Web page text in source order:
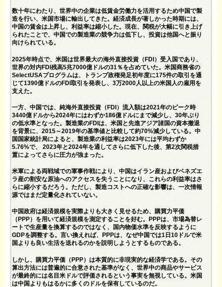
数十年にわたり、世界中の企業は低賃金労働力を活用するため中国で製
造を行い、米国市場に輸出してきた。経済成長が著しかった時期には、
中国の賃金は上昇し、利益率は縮小した。現在、関税が大幅に引き上げ
られたことで、中国での製造業の競争力は低下し、投資は他国へと振り
向けられている。
2025年時点で、米国は世界最大の海外直接投資（FDI）受入国であり、
世界の対内FDI残高5兆7000億ドルの31％を占めていた。米国商務省の
SelectUSAプログラムは、
トランプ政権発足初年度に175件の取引を通
じて1390億ドルのFDI取引を発表し、3万2000人以上の米国人の雇用を
支えた。
一方、中国では、純海外直接投資（FDI）流入額は2021年のピーク時
3440億ドルから2024年にはわずか186億ドルにまで減少し、30年ぶり
の低水準となった。製造業のFDIは、米国と先進アジア諸国の資本撤退
を背景に、2015～2019年の基準値と比較して約70%減少している。中
国国家統計局によると、製造業の利益率は2023年には平均わずか
5.76%で、 2023年と2024年を通してさらに低下した後、第2次関税措
置によってさらに圧力が強まった。
米軍による両戦域での軍事作戦により、中国はイラン産およびベネズエ
ラ産の割安な原油へのアクセスを失うことになり、これらの利益率はさ
らに縮小するだろう。ただし、製造コストへの正確な影響は、一次情報
源ではまだ定量化されていない。
中国政府は経済規模を実際よりも大きく見せるため、購買力平価
（PPP）を用いて経済規模を測定することを好む。PPPは、市場為替レ
ートで生産量を換算するのではなく、国内物価水準を反映するように
GDPを調整する。言い換えれば、PPPは、なぜ中国では1日10ドルで米
国よりも良い生活を送れるのかを説明しようとするものである。
しかし、購買力平価（PPP）は本質的に非現実的な経済学である。その
算出方法には普遍的に合意された基準がなく、世界中の商品やサービス
が最終的には名目米ドルで評価されるという事実を無視している。米国
は中国よりもはるかに多くのドルを保有しているのだ。